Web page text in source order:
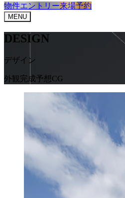
物件エントリー来場予約
MENU
DESIGN
デザイン
外観完成予想CG